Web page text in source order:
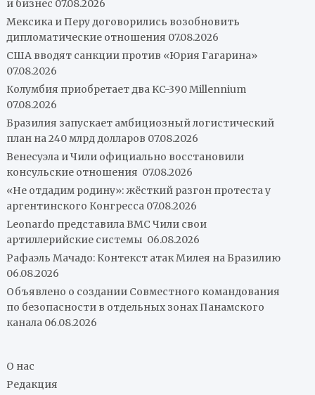
и бизнес 07.08.2026
Мексика и Перу договорились возобновить
дипломатические отношения 07.08.2026
США вводят санкции против «Юрия Гагарина»
07.08.2026
Колумбия приобретает два KC-390 Millennium
07.08.2026
Бразилия запускает амбициозный логистический
план на 240 млрд долларов 07.08.2026
Венесуэла и Чили официально восстановили
консульские отношения 07.08.2026
«Не отдадим родину»: жёсткий разгон протеста у
аргентинского Конгресса 07.08.2026
Leonardo представила ВМС Чили свои
артиллерийские системы 06.08.2026
Рафаэль Мачадо: Контекст атак Милея на Бразилию
06.08.2026
Объявлено о создании Совместного командования
по безопасности в отдельных зонах Панамского
канала 06.08.2026
О нас
Редакция